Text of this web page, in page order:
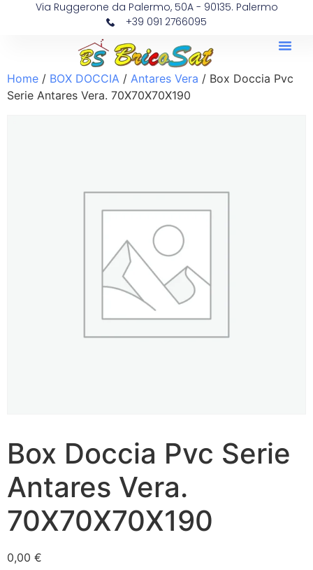
Via Ruggerone da Palermo, 50A - 90135. Palermo
+39 091 2766095
Home / BOX DOCCIA / Antares Vera / Box Doccia Pvc
Serie Antares Vera. 70X70X70X190
Box Doccia Pvc Serie
Antares Vera.
70X70X70X190
0,00 €